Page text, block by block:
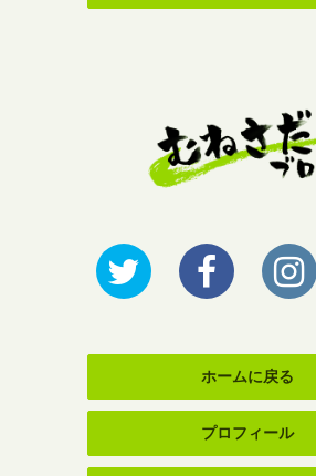
ホームに戻る
プロフィール